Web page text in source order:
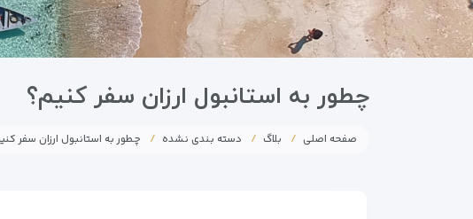
چطور به استانبول ارزان سفر کنیم؟
صفحه اصلی بلاگ دسته بندی نشده چطور به استانبول ارزان سفر